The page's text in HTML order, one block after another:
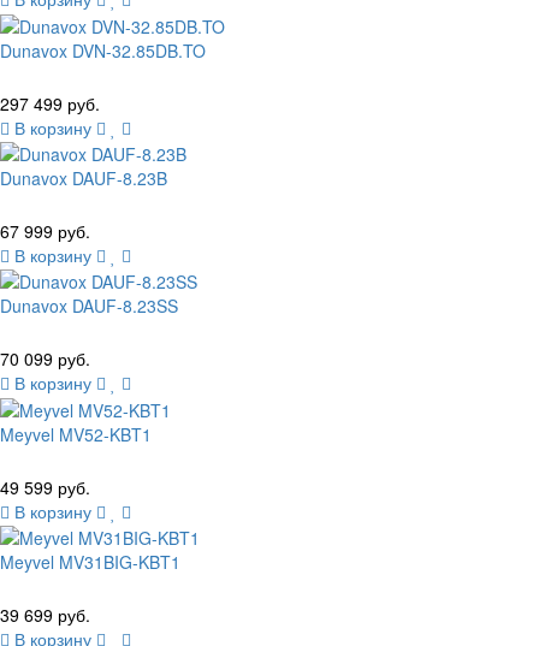
Dunavox DVN-32.85DB.TO
297 499 руб.
В корзину
Dunavox DAUF-8.23B
67 999 руб.
В корзину
Dunavox DAUF-8.23SS
70 099 руб.
В корзину
Meyvel MV52-KBT1
49 599 руб.
В корзину
Meyvel MV31BIG-KBT1
39 699 руб.
В корзину